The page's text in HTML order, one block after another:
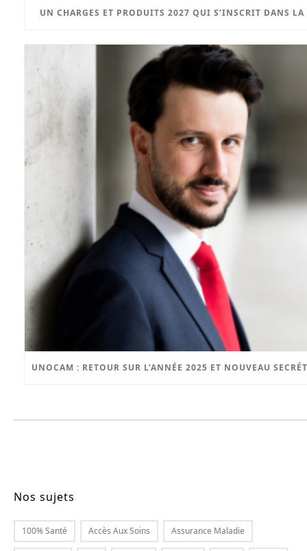
UN CHARGES ET PRODUITS 2027 QUI S’INSCRIT DANS
UNOCAM : RETOUR SUR L’ANNÉE 2025 ET NOUVEAU
Nos sujets
100% Santé Accès Aux Soins Assurance Maladie